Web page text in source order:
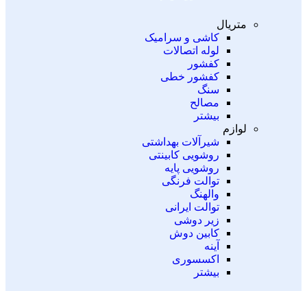
متریال
کاشی و سرامیک
لوله اتصالات
کفشور
کفشور خطی
سنگ
مصالح
بیشتر
لوازم
شیرآلات بهداشتی
روشویی کابینتی
روشویی پایه
توالت فرنگی
والهنگ
توالت ایرانی
زیر دوشی
کابین دوش
آینه
اکسسوری
بیشتر